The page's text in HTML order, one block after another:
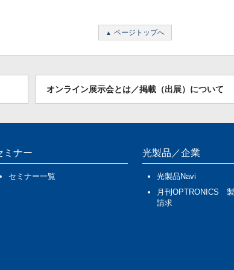
ページトップへ
オンライン展示会とは／掲載（出展）について